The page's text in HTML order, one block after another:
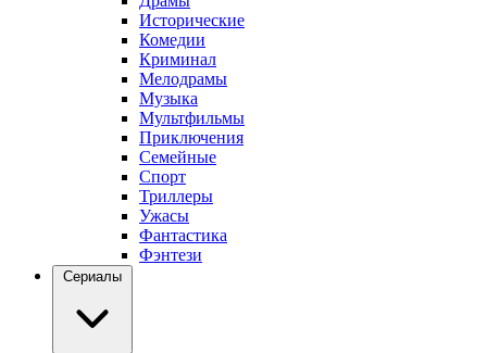
Исторические
Комедии
Криминал
Мелодрамы
Музыка
Мультфильмы
Приключения
Семейные
Спорт
Триллеры
Ужасы
Фантастика
Фэнтези
Сериалы